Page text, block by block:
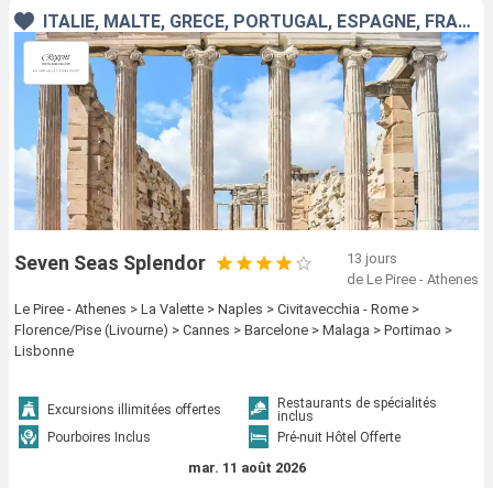
ITALIE, MALTE, GRÈCE, PORTUGAL, ESPAGNE, FRANCE
Seven Seas Splendor
13 jours
de Le Piree - Athenes
Le Piree - Athenes > La Valette > Naples > Civitavecchia - Rome >
Florence/Pise (Livourne) > Cannes > Barcelone > Malaga > Portimao >
Lisbonne
Excursions illimitées offertes
Restaurants de spécialités
inclus
Pourboires Inclus
Pré-nuit Hôtel Offerte
mar. 11 août 2026